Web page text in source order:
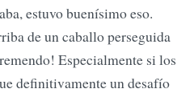
estuvo buenísimo eso.
de un caballo perseguida
Especialmente si los
definitivamente un desafío